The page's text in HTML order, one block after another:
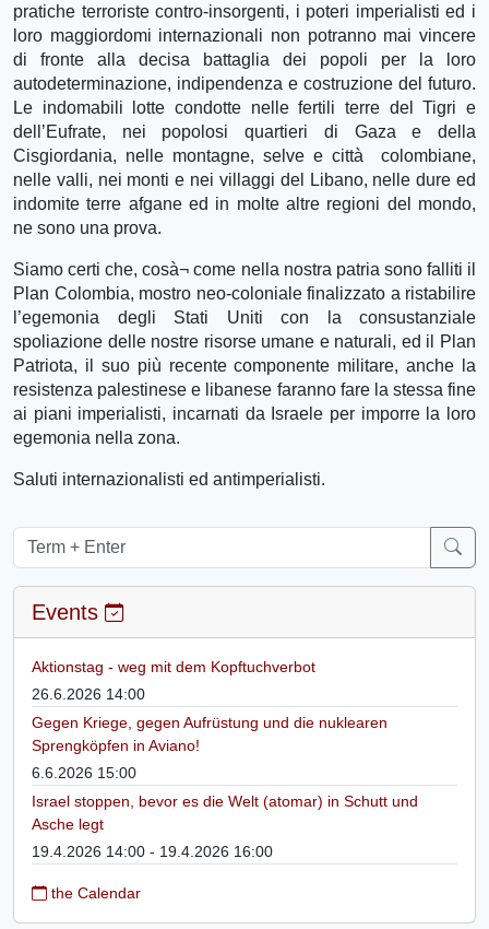
pratiche terroriste contro-insorgenti, i poteri imperialisti ed i
loro maggiordomi internazionali non potranno mai vincere
di fronte alla decisa battaglia dei popoli per la loro
autodeterminazione, indipendenza e costruzione del futuro.
Le indomabili lotte condotte nelle fertili terre del Tigri e
dell’Eufrate, nei popolosi quartieri di Gaza e della
Cisgiordania, nelle montagne, selve e città colombiane,
nelle valli, nei monti e nei villaggi del Libano, nelle dure ed
indomite terre afgane ed in molte altre regioni del mondo,
ne sono una prova.
Siamo certi che, cosà¬ come nella nostra patria sono falliti il
Plan Colombia, mostro neo-coloniale finalizzato a ristabilire
l’egemonia degli Stati Uniti con la consustanziale
spoliazione delle nostre risorse umane e naturali, ed il Plan
Patriota, il suo più recente componente militare, anche la
resistenza palestinese e libanese faranno fare la stessa fine
ai piani imperialisti, incarnati da Israele per imporre la loro
egemonia nella zona.
Saluti internazionalisti ed antimperialisti.
Events
Aktionstag - weg mit dem Kopftuchverbot
26.6.2026 14:00
Gegen Kriege, gegen Aufrüstung und die nuklearen
Sprengköpfen in Aviano!
6.6.2026 15:00
Israel stoppen, bevor es die Welt (atomar) in Schutt und
Asche legt
19.4.2026 14:00 - 19.4.2026 16:00
the Calendar